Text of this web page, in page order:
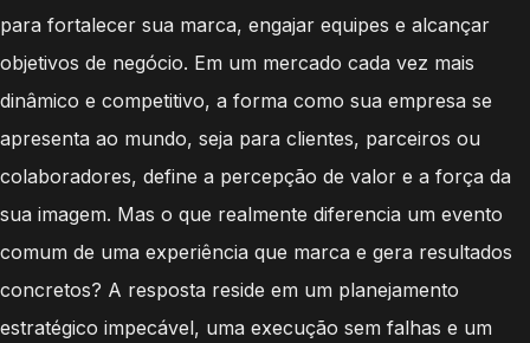
para fortalecer sua marca, engajar equipes e alcançar
objetivos de negócio. Em um mercado cada vez mais
dinâmico e competitivo, a forma como sua empresa se
apresenta ao mundo, seja para clientes, parceiros ou
colaboradores, define a percepção de valor e a força da
sua imagem. Mas o que realmente diferencia um evento
comum de uma experiência que marca e gera resultados
concretos? A resposta reside em um planejamento
estratégico impecável, uma execução sem falhas e um